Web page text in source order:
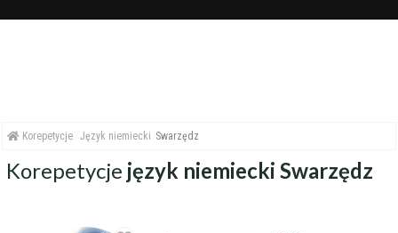
Korepetycje Język niemiecki Swarzędz
Korepetycje język niemiecki Swarzędz